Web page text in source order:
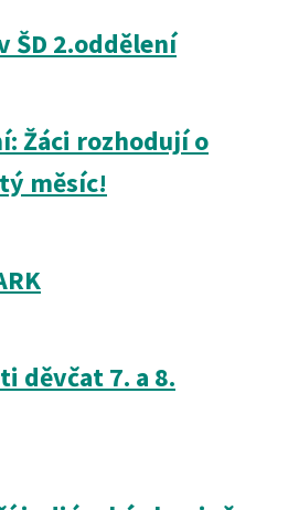
ŠD 2.oddělení
Žáci rozhodují o
měsíc!
děvčat 7. a 8.